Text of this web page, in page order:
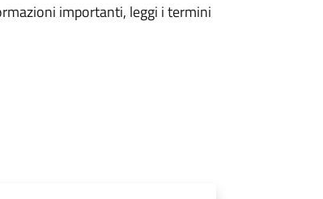
importanti, leggi i termini